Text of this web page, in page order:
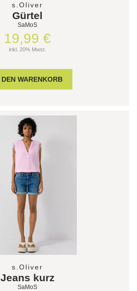
s.Oliver
Gürtel
SaMoS
19,99 €
inkl. 20% Mwst.
s.Oliver
Jeans kurz
SaMoS